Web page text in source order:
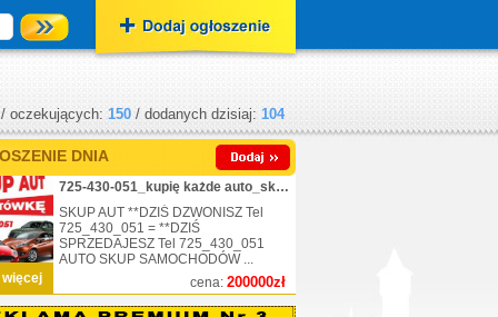
oczekujących: 150 / dodanych dzisiaj: 104
DNIA
więcej cena: 200000zł
725-430-051_kupię każde auto_skup_nr.1
SKUP AUT **DZIŚ DZWONISZ Tel
725_430_051 = **DZIŚ
SPRZEDAJESZ Tel 725_430_051
AUTO SKUP SAMOCHODÓW ...